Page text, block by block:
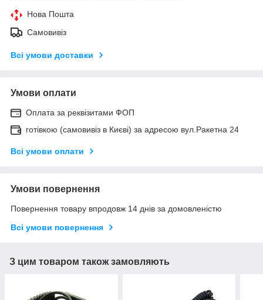
Нова Пошта
Самовивіз
Всі умови доставки
Умови оплати
Оплата за реквізитами ФОП
готівкою (самовивіз в Києві) за адресою вул.Ракетна 24
Всі умови оплати
Умови повернення
Повернення товару впродовж 14 днів за домовленістю
Всі умови повернення
З цим товаром також замовляють